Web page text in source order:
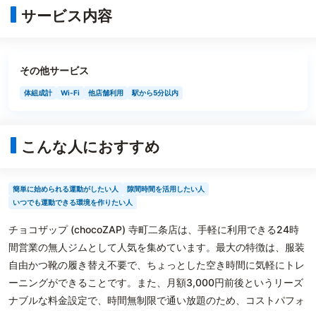
サービス内容
その他サービス
体組成計 Wi-Fi 他店舗利用 駅から5分以内
こんな人におすすめ
簡単に始められる運動がしたい人
隙間時間を活用したい人
いつでも運動できる環境を作りたい人
チョコザップ (chocoZAP) 寺町二条店は、手軽に利用できる24時
間営業の無人ジムとして人気を集めています。最大の特徴は、服装
自由かつ靴の履き替え不要で、ちょっとした空き時間に気軽にトレ
ーニングができることです。また、月額3,000円前後というリーズ
ナブルな料金設定で、時間無制限で通い放題のため、コストパフォ